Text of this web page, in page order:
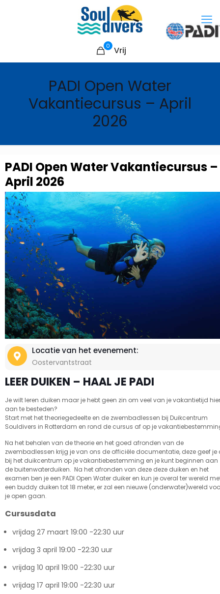
0 Vrij
PADI Open Water
Vakantiecursus – April
2026
PADI Open Water Vakantiecursus –
April 2026
Locatie van het evenement:
Oostervantstraat
LEER DUIKEN – HAAL JE PADI
Je wilt leren duiken maar je hebt geen zin om veel van je vakantietijd hier
aan te besteden?
Start met het theoriegedeelte en de zwembadlessen bij Duikcentrum
Souldivers in Rotterdam en rond de cursus af op je
Na het behalen van de theorie en het goed afronden van de
zwembadlessen krijg je van ons de officiële documentatie, deze geef je
bij het duikcentrum op je vakantiebestemming en je kunt beginnen aan
de buitenwaterduiken. Na het afronden van deze deze duiken en het
examen ben je een PADI Open Water duiker en kun je overal ter wereld
een buddy duiken tot 18 meter, er zal een nieuwe (onderwater)wereld
je open gaan.
Cursusdata
vrijdag 27 maart 19:00 -22:30 uur
vrijdag 3 april 19:00 -22:30 uur
vrijdag 10 april 19:00 -22:30 uur
vrijdag 17 april 19:00 -22:30 uur